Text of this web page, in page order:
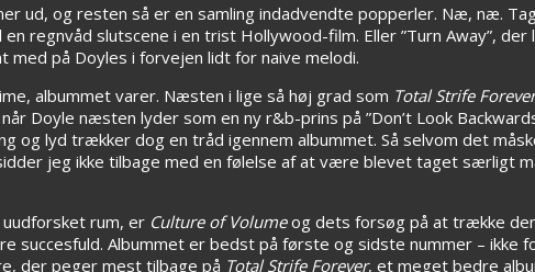
ud, og resten så er en samling indadvendte popperler. Næ, næ.
regnvåd slutscene i en trist Hollywood-film. Eller ”Turn Away”,
på Doyles i forvejen lidt for naive melodi.
albummet varer. Næsten i lige så høj grad som Total Strife Forever
Doyle næsten lyder som en ny r&b-prins på ”Don’t Look
og lyd trækker dog en tråd igennem albummet. Så selvom det
jeg ikke tilbage med en følelse af at være blevet taget særligt
rum, er Culture of Volumeog dets forsøg på at trække
succesfuld. Albummet er bedst på første og sidste nummer – ikke
der peger mest tilbage på Total Strife Forever, et meget bedre